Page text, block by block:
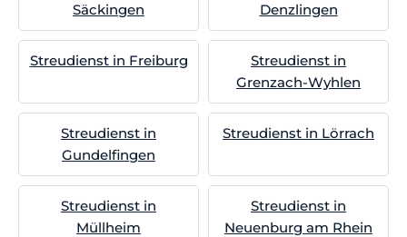
Säckingen
Denzlingen
Streudienst in Freiburg
Streudienst in
Grenzach-Wyhlen
Streudienst in
Gundelfingen
Streudienst in Lörrach
Streudienst in
Müllheim
Streudienst in
Neuenburg am Rhein